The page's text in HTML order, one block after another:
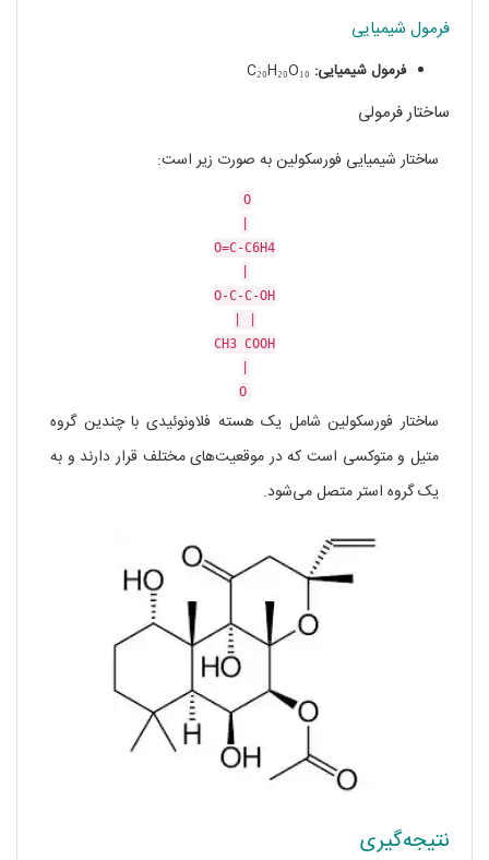
فرمول شیمیایی
فرمول شیمیایی:
ساختار فرمولی
ساختار شیمیایی فورسکولین به صورت زیر است:
O
O=C-C6H4
O-C-C-OH
CH3 COOH
O
ساختار فورسکولین شامل یک هسته فلاونوئیدی با چندین گروه
متیل و متوکسی است که در موقعیت‌های مختلف قرار دارند و به
یک گروه استر متصل می‌شود.
نتیجه‌گیری